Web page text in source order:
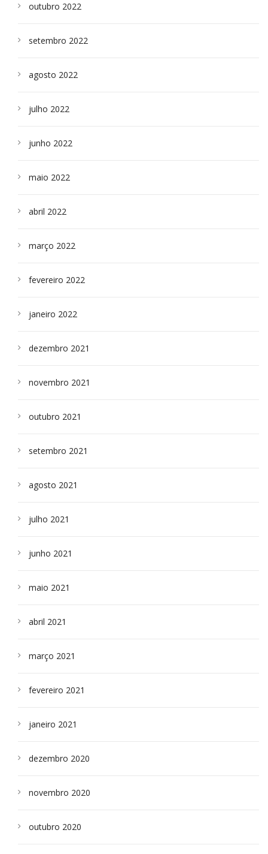
outubro 2022
setembro 2022
agosto 2022
julho 2022
junho 2022
maio 2022
abril 2022
março 2022
fevereiro 2022
janeiro 2022
dezembro 2021
novembro 2021
outubro 2021
setembro 2021
agosto 2021
julho 2021
junho 2021
maio 2021
abril 2021
março 2021
fevereiro 2021
janeiro 2021
dezembro 2020
novembro 2020
outubro 2020